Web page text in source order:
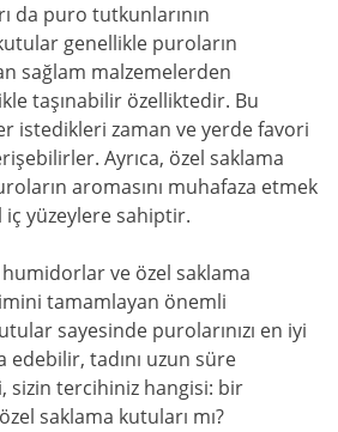
da puro tutkunlarının
genellikle puroların
sağlam malzemelerden
taşınabilir özelliktedir. Bu
istedikleri zaman ve yerde favori
Ayrıca, özel saklama
aromasını muhafaza etmek
iç yüzeylere sahiptir.
ve özel saklama
tamamlayan önemli
sayesinde purolarınızı en iyi
tadını uzun süre
sizin tercihiniz hangisi: bir
saklama kutuları mı?